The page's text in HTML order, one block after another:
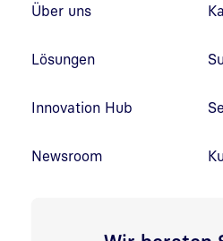
Über uns
Lösungen
Innovation Hub
Newsroom